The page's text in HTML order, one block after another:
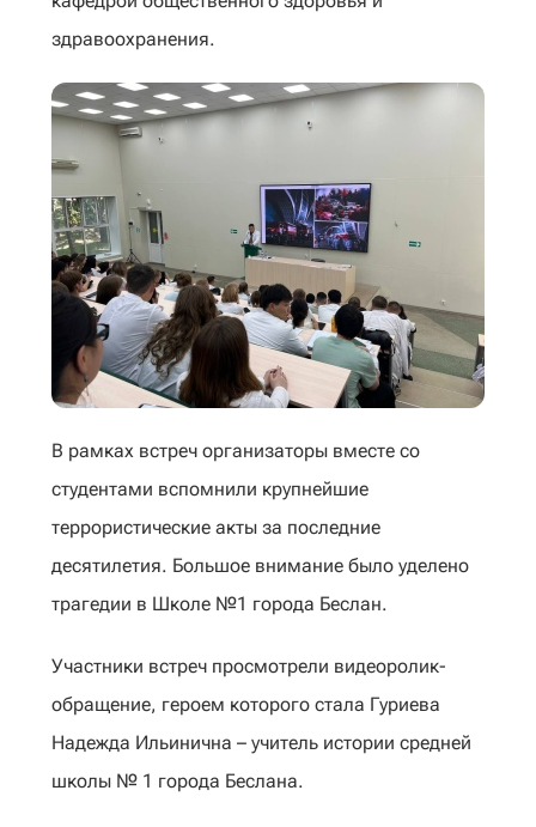
здравоохранения.
В рамках встреч организаторы вместе со
студентами вспомнили крупнейшие
террористические акты за последние
десятилетия. Большое внимание было уделено
трагедии в Школе №1 города Беслан.
Участники встреч просмотрели видеоролик-
обращение, героем которого стала Гуриева
Надежда Ильинична – учитель истории средней
шĸолы № 1 города Беслана.